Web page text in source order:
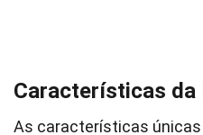
Características da
As características únicas